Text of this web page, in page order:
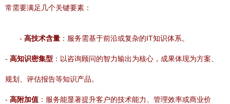
常需要满足几个关键要素：
- 高技术含量 ：服务需基于前沿或复杂的IT知识体系。
- 高知识密集型 ：以咨询顾问的智力输出为核心，成果体现为方案、
规划、评估报告等知识产品。
- 高附加值 ：服务能显著提升客户的技术能力、管理效率或商业价